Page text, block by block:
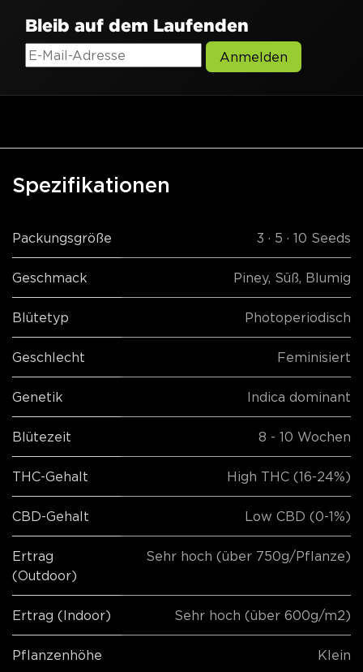
Bleib auf dem Laufenden
Anmelden
Spezifikationen
Packungsgröße 3 · 5 · 10 Seeds
Geschmack Piney, Süß Blumig
Blütetyp Photoperiodisch
Geschlecht Feminisiert
Genetik Indica dominant
Blütezeit 8 - 10 Wochen
THC-Gehalt High THC (16-24%)
CBD-Gehalt Low CBD (0-1%)
Ertrag
(Outdoor)
Sehr hoch (über 750g/Pflanze)
Ertrag (Indoor) Sehr hoch (über 600g/m2)
Pflanzenhöhe Klein